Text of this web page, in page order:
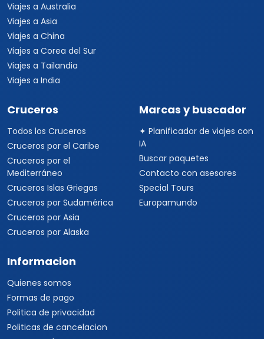
Viajes a Australia
Viajes a Asia
Viajes a China
Viajes a Corea del Sur
Viajes a Tailandia
Viajes a India
Cruceros
Todos los Cruceros
Cruceros por el Caribe
Cruceros por el
Mediterráneo
Cruceros Islas Griegas
Cruceros por Sudamérica
Cruceros por Asia
Cruceros por Alaska
Marcas y buscador
✦ Planificador de viajes con
IA
Buscar paquetes
Contacto con asesores
Special Tours
Europamundo
Informacion
Quienes somos
Formas de pago
Politica de privacidad
Politicas de cancelacion